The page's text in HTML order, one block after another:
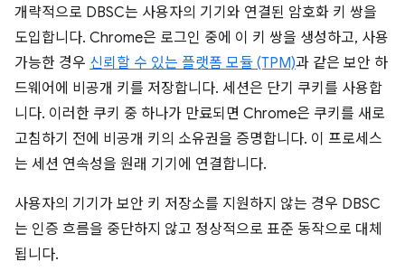
개략적으로 DBSC는 사용자의 기기와 연결된 암호화 키 쌍을
도입합니다. Chrome은 로그인 중에 이 키 쌍을 생성하고, 사용
가능한 경우 신뢰할 수 있는 플랫폼 모듈 (TPM)과 같은 보안 하
드웨어에 비공개 키를 저장합니다. 세션은 단기 쿠키를 사용합
니다. 이러한 쿠키 중 하나가 만료되면 Chrome은 쿠키를 새로
고침하기 전에 비공개 키의 소유권을 증명합니다. 이 프로세스
는 세션 연속성을 원래 기기에 연결합니다.
사용자의 기기가 보안 키 저장소를 지원하지 않는 경우 DBSC
는 인증 흐름을 중단하지 않고 정상적으로 표준 동작으로 대체
됩니다.